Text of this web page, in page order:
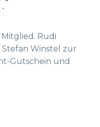
Rudi
Winstel zur
Gutschein und